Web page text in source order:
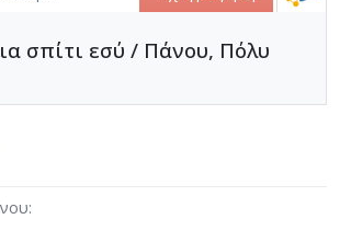
σπίτι εσύ / Πάνου, Πόλυ